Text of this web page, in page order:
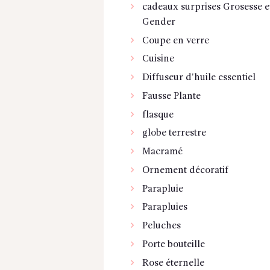
cadeaux surprises Grosesse
Gender
Coupe en verre
Cuisine
Diffuseur d'huile essentiel
Fausse Plante
flasque
globe terrestre
Macramé
Ornement décoratif
Parapluie
Parapluies
Peluches
Porte bouteille
Rose éternelle